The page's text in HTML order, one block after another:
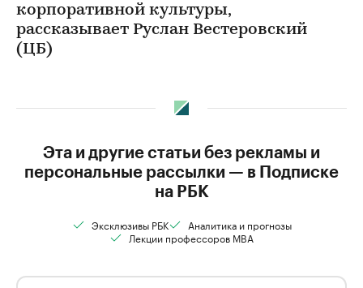
корпоративной культуры,
рассказывает Руслан Вестеровский
(ЦБ)
Эта и другие статьи без рекламы и
персональные рассылки — в Подписке
на РБК
Эксклюзивы РБК
Аналитика и прогнозы
Лекции профессоров MBA